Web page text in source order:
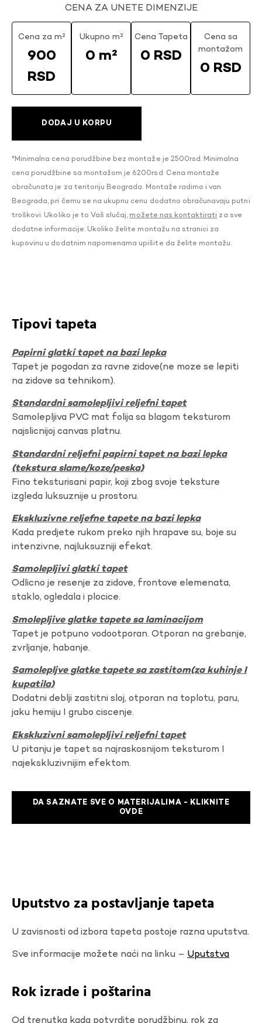
CENA ZA UNETE DIMENZIJE
Cena za m²
900
RSD
Ukupno m²
0 m²
Cena Tapeta
0 RSD
Cena sa
montažom
0 RSD
DODAJ U KORPU
*Minimalna cena porudžbine bez montaže je 2500rsd. Minimalna
cena porudžbine sa montažom je 6200rsd. Cena montaže
obračunata je za teritoriju Beograda. Montaže radimo i van
Beograda, pri čemu se na ukupnu cenu dodatno obračunavaju putni
troškovi. Ukoliko je to Vaš slučaj, možete nas kontaktirati za sve
dodatne informacije. Ukoliko želite montažu na stranici za
kupovinu u dodatnim napomenama upišite da želite montažu.
Tipovi tapeta
Papirni glatki tapet na bazi lepka
Tapet je pogodan za ravne zidove(ne moze se lepiti
na zidove sa tehnikom).
Standardni samolepljivi reljefni tapet
Samolepljiva PVC mat folija sa blagom teksturom
najslicnijoj canvas platnu.
Standardni reljefni papirni tapet na bazi lepka
(tekstura slame/koze/peska)
Fino teksturisani papir, koji zbog svoje teksture
izgleda luksuznije u prostoru.
Ekskluzivne reljefne tapete na bazi lepka
Kada predjete rukom preko njih hrapave su, boje su
intenzivne, najluksuzniji efekat.
Samolepljivi glatki tapet
Odlicno je resenje za zidove, frontove elemenata,
staklo, ogledala i plocice.
Smolepljive glatke tapete sa laminacijom
Tapet je potpuno vodootporan. Otporan na grebanje,
zvrljanje, habanje.
Samolepljve glatke tapete sa zastitom(za kuhinje I
kupatila)
Dodatni deblji zastitni sloj, otporan na toplotu, paru,
jaku hemiju I grubo ciscenje.
Ekskluzivni samolepljivi reljefni tapet
U pitanju je tapet sa najraskosnijom teksturom I
najekskluzivnijim efektom.
DA SAZNATE SVE O MATERIJALIMA - KLIKNITE
OVDE
Uputstvo za postavljanje tapeta
U zavisnosti od izbora tapeta postoje razna uputstva.
Sve informacije možete naći na linku – Uputstva
Rok izrade i poštarina